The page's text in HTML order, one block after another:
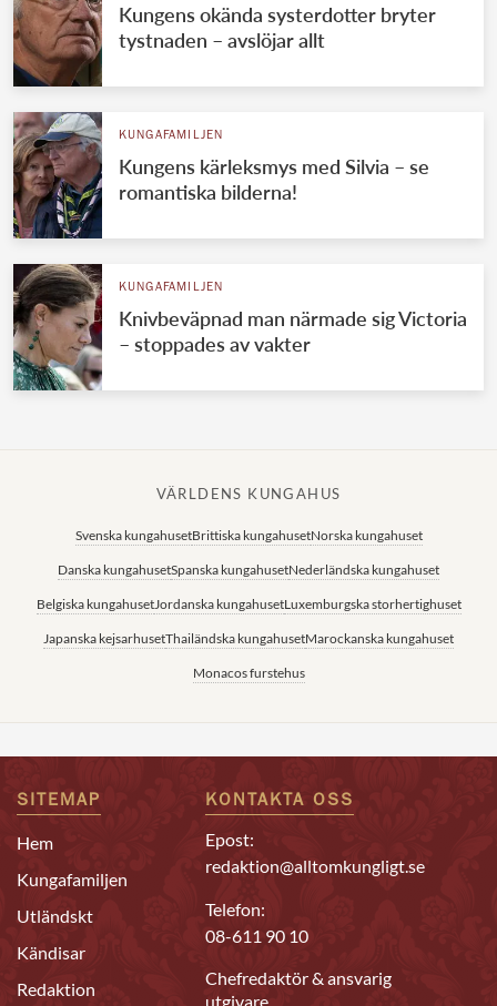
Kungens okända systerdotter bryter
tystnaden – avslöjar allt
KUNGAFAMILJEN
Kungens kärleksmys med Silvia – se
romantiska bilderna!
KUNGAFAMILJEN
Knivbeväpnad man närmade sig Victoria
– stoppades av vakter
VÄRLDENS KUNGAHUS
Svenska kungahusetBrittiska kungahusetNorska kungahuset
Danska kungahusetSpanska kungahusetNederländska kungahuset
Belgiska kungahusetJordanska kungahusetLuxemburgska storhertighuset
Japanska kejsarhusetThailändska kungahusetMarockanska kungahuset
Monacos furstehus
SITEMAP
Hem
Kungafamiljen
Utländskt
Kändisar
Redaktion
KONTAKTA OSS
Epost:
redaktion@alltomkungligt.se
Telefon:
08-611 90 10
Chefredaktör & ansvarig
utgivare